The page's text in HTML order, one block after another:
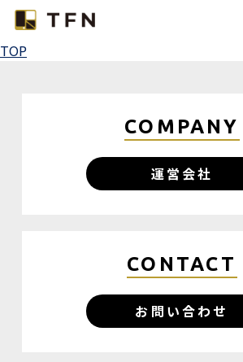
コラボレーション
カテゴリー
TOP
COMPANY
運営会社
CONTACT
お問い合わせ